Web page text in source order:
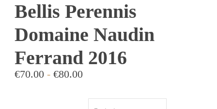
Bellis Perennis
Domaine Naudin
Ferrand 2016
€70.00 - €80.00